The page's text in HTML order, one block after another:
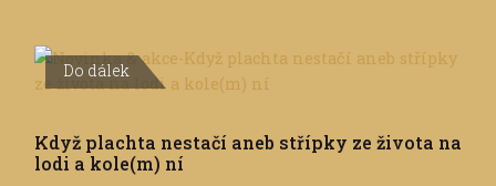
Do dálek
Když plachta nestačí aneb střípky ze života na
lodi a kole(m) ní